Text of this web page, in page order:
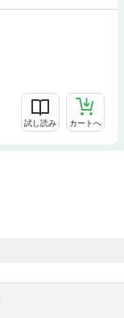
試し読み カートへ